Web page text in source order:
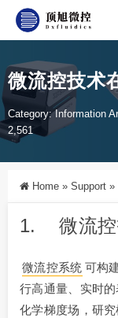
微流控技术
Category:Information
2,561
Home » Support »
1. 微流控
微流控系统 可构
行高通量、实时
化学梯度场，研